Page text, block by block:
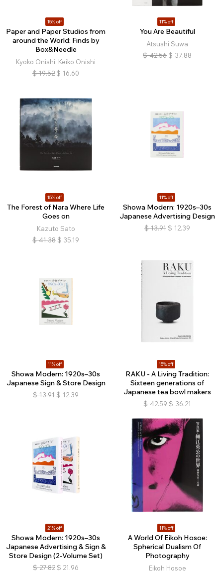
15% off
Paper and Paper Studios from
around the World: Finds by
Box&Needle
Kyoko Onishi, Keiko Onishi
$ 19.52 $ 16.60
11% off
You Are Beautiful
Atsushi Suwa
$ 42.56 $ 37.88
15% off
The Forest of Nara Where Life
Goes on
Kazuto Sato
$ 41.38 $ 35.19
11% off
Showa Modern: 1920s–30s
Japanese Advertising Design
$ 13.91 $ 12.39
11% off
Showa Modern: 1920s–30s
Japanese Sign & Store Design
$ 13.91 $ 12.39
15% off
RAKU - A Living Tradition:
Sixteen generations of
Japanese tea bowl makers
$ 42.59 $ 36.21
21% off
Showa Modern: 1920s–30s
Japanese Advertising & Sign &
Store Design (2-Volume Set)
$ 27.82 $ 21.96
11% off
A World Of Eikoh Hosoe:
Spherical Dualism Of
Photography
Eikoh Hosoe